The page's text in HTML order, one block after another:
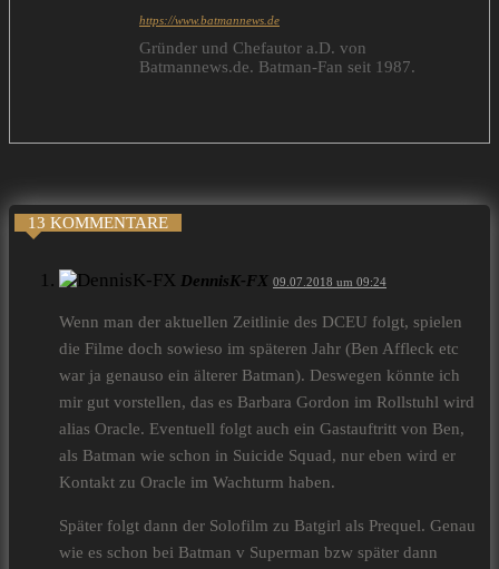
https://www.batmannews.de
Gründer und Chefautor a.D. von
Batmannews.de. Batman-Fan seit 1987.
13 KOMMENTARE
DennisK-FX 09.07.2018 um 09:24
Wenn man der aktuellen Zeitlinie des DCEU folgt, spielen
die Filme doch sowieso im späteren Jahr (Ben Affleck etc
war ja genauso ein älterer Batman). Deswegen könnte ich
mir gut vorstellen, das es Barbara Gordon im Rollstuhl wird
alias Oracle. Eventuell folgt auch ein Gastauftritt von Ben,
als Batman wie schon in Suicide Squad, nur eben wird er
Kontakt zu Oracle im Wachturm haben.
Später folgt dann der Solofilm zu Batgirl als Prequel. Genau
wie es schon bei Batman v Superman bzw später dann